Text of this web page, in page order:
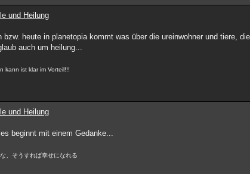
und Heilung
bzw. heute in planetopia kommt was über die ureinwohner und tiere,
auch um heilung...
kann ist klar im Vorteil!!!
und Heilung
beginnt mit einem Gedanke...
、そうすれば幸せになれる